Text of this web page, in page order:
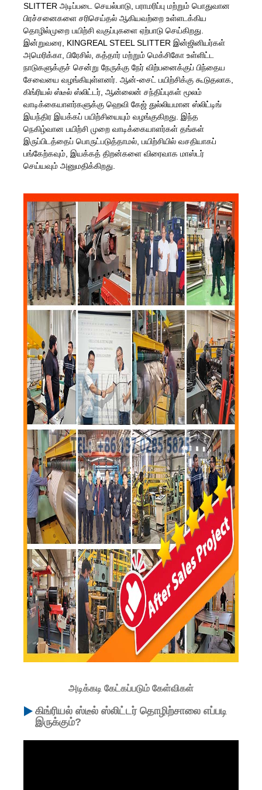
SLITTER அடிப்படை செயல்பாடு, பராமரிப்பு மற்றும் பொதுவான
பிரச்சனைகளை சரிசெய்தல் ஆகியவற்றை உள்ளடக்கிய
தொழில்முறை பயிற்சி வகுப்புகளை ஏற்பாடு செய்கிறது.
இன்றுவரை, KINGREAL STEEL SLITTER இன்ஜினியர்கள்
அமெரிக்கா, பிரேசில், கத்தார் மற்றும் மெக்சிகோ உள்ளிட்ட
நாடுகளுக்குச் சென்று நேருக்கு நேர் விற்பனைக்குப் பிந்தைய
சேவையை வழங்கியுள்ளனர். ஆன்-சைட் பயிற்சிக்கு கூடுதலாக,
கிங்ரியல் ஸ்டீல் ஸ்லிட்டர், ஆன்லைன் சந்திப்புகள் மூலம்
வாடிக்கையாளர்களுக்கு ஹெவி கேஜ் துல்லியமான ஸ்லிட்டிங்
இயந்திர இயக்கப் பயிற்சியையும் வழங்குகிறது. இந்த
நெகிழ்வான பயிற்சி முறை வாடிக்கையாளர்கள் தங்கள்
இருப்பிடத்தைப் பொருட்படுத்தாமல், பயிற்சியில் வசதியாகப்
பங்கேற்கவும், இயக்கத் திறன்களை விரைவாக மாஸ்டர்
செய்யவும் அனுமதிக்கிறது.
அடிக்கடி கேட்கப்படும் கேள்விகள்
கிங்ரியல் ஸ்டீல் ஸ்லிட்டர் தொழிற்சாலை எப்படி
இருக்கும்?